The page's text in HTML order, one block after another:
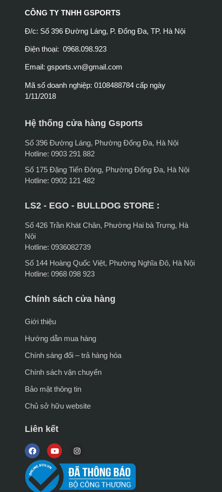
CÔNG TY TNHH GSPORTS
Đ/c: Số 396 Đường Láng, P. Đống Đa, TP. Hà Nội
Điện thoại: 0968.098.923
Email: gsports.vn@gmail.com
Mã số doanh nghiệp: 0108488784 cấp ngày
1/11/2018
Hệ thống cửa hàng Gsports
Số 396 Đường Láng, Phường Đống Đa, Hà Nội
Hotline: 0903 291 882
Số 175 Đặng Tiến Đông, Phường Đống Đa, Hà Nội
Hotline: 0902 121 482
LS2 - EGO - BULLDOG STORE :
Số 426 Trần Khát Chân, Phường Hai bà Trưng, Hà
Nội
Hotline: 0936082739
Số 144 Hoàng Quốc Việt, Phường Nghĩa Đô, Hà Nội
Hotline: 0968 098 923
Chính sách cửa hàng
Giới thiệu
Hướng dẫn mua hàng
Chính sáng đổi – trả hàng hóa
Chính sách vận chuyển
Bảo mật thông tin
Chủ sở hữu website
Liên kết